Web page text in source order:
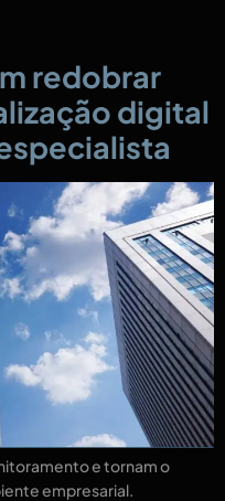
redobrar
digital
e tornam o
empresarial.